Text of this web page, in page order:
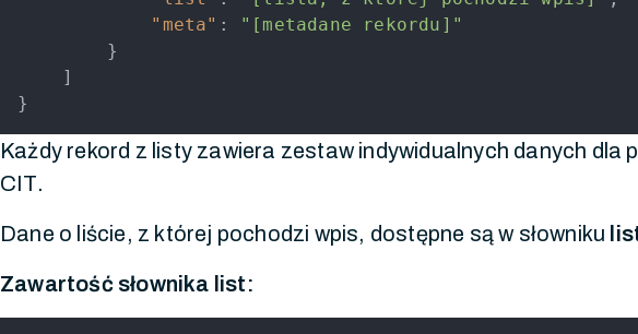
"meta" :
"[metadane rekordu]"
}
]
}
Każdy rekord z listy zawiera zestaw indywidualnych danych dla
CIT.
Dane o liście, z której pochodzi wpis, dostępne są w słowniku
Zawartość słownika list: